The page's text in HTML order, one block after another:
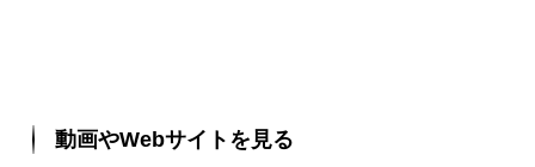
動画やWebサイトを見る